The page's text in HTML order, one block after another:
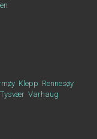
Klepp Rennesøy
Tysvær Varhaug